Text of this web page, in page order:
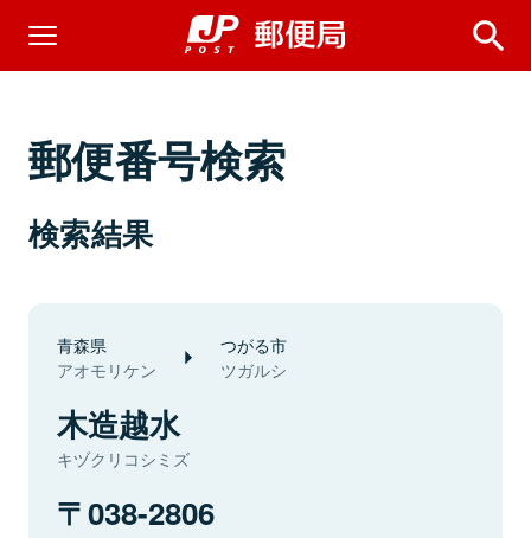
郵便番号検索
検索結果
青森県
アオモリケン
つがる市
ツガルシ
木造越水
キヅクリコシミズ
038-2806